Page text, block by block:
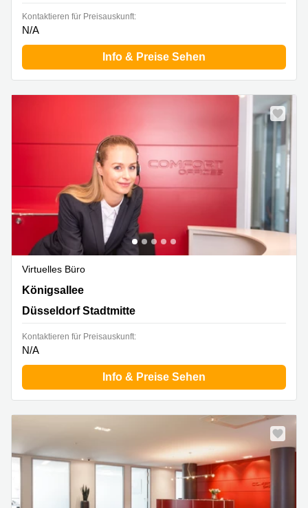
Kontaktieren für Preisauskunft:
N/A
Info & Preise Sehen
Virtuelles Büro
Königsallee 14, Düsseldorf Stadtmitte
Königsallee
Düsseldorf Stadtmitte
Kontaktieren für Preisauskunft:
N/A
Info & Preise Sehen